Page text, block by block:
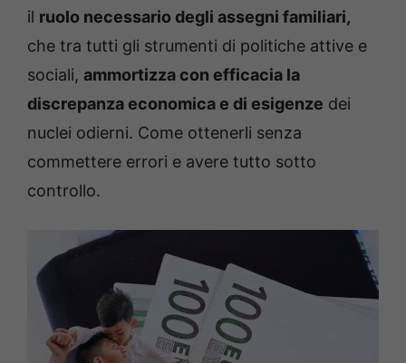
il ruolo necessario degli assegni familiari,
che tra tutti gli strumenti di politiche attive e
sociali, ammortizza con efficacia la
discrepanza economica e di esigenze dei
nuclei odierni. Come ottenerli senza
commettere errori e avere tutto sotto
controllo.